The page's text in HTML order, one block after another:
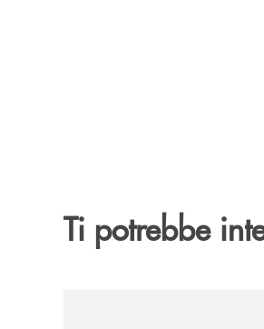
Ti potrebbe